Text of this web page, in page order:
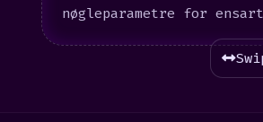
nøgleparametre for